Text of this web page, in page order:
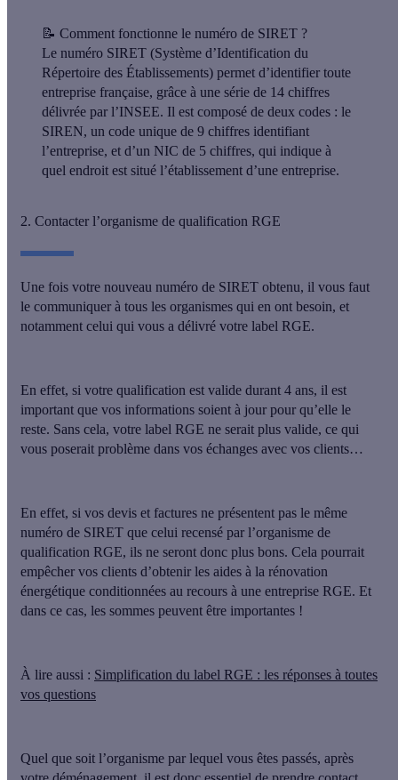
📝 Comment fonctionne le numéro de SIRET ?
Le numéro SIRET (Système d’Identification du
Répertoire des Établissements) permet d’identifier toute
entreprise française, grâce à une série de 14 chiffres
délivrée par l’INSEE. Il est composé de deux codes : le
SIREN, un code unique de 9 chiffres identifiant
l’entreprise, et d’un NIC de 5 chiffres, qui indique à
quel endroit est situé l’établissement d’une entreprise.
2. Contacter l’organisme de qualification RGE
Une fois votre nouveau numéro de SIRET obtenu, il vous faut
le communiquer à tous les organismes qui en ont besoin, et
notamment celui qui vous a délivré votre label RGE.
En effet, si votre qualification est valide durant 4 ans, il est
important que vos informations soient à jour pour qu’elle le
reste. Sans cela, votre label RGE ne serait plus valide, ce qui
vous poserait problème dans vos échanges avec vos clients…
En effet, si vos devis et factures ne présentent pas le même
numéro de SIRET que celui recensé par l’organisme de
qualification RGE, ils ne seront donc plus bons. Cela pourrait
empêcher vos clients d’obtenir les aides à la rénovation
énergétique conditionnées au recours à une entreprise RGE. Et
dans ce cas, les sommes peuvent être importantes !
À lire aussi : Simplification du label RGE : les réponses à toutes
vos questions
Quel que soit l’organisme par lequel vous êtes passés, après